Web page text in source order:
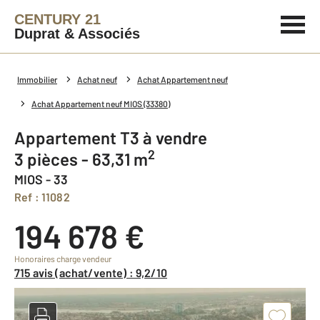
CENTURY 21
Duprat & Associés
Immobilier Achat neuf Achat Appartement neuf
Achat Appartement neuf MIOS (33380)
Appartement T3 à vendre
3 pièces - 63,31 m2
MIOS - 33
Ref : 11082
194 678 €
Honoraires charge vendeur
715 avis (achat/vente) : 9,2/10